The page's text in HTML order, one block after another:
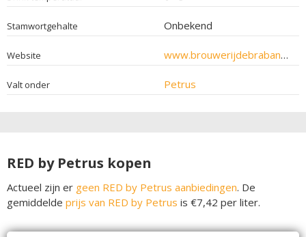
Stamwortgehalte Onbekend
Website www.brouwerijdebrabandere.be
Valt onder Petrus
RED by Petrus kopen
Actueel zijn er geen RED by Petrus aanbiedingen. De
gemiddelde prijs van RED by Petrus is €7,42 per liter.